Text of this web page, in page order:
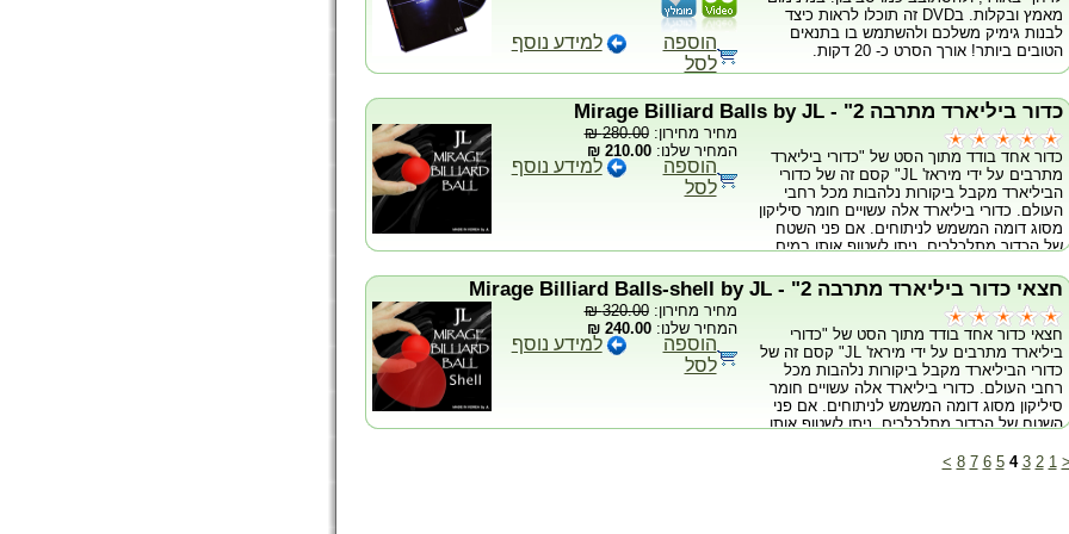
מאמץ ובקלות. בDVD זה תוכלו לראות כיצד
לבנות גימיק משלכם ולהשתמש בו בתנאים
הטובים ביותר! אורך הסרט כ- 20 דקות.
הוספה
לסל
למידע נוסף
כדור ביליארד מתרבה 2" - Mirage Billiard Balls by JL
כדור אחד בודד מתוך הסט של "כדורי ביליארד
מתרבים על ידי מיראז' JL" קסם זה של כדורי
הביליארד מקבל ביקורות נלהבות מכל רחבי
העולם. כדורי ביליארד אלה עשויים חומר סיליקון
מסוג דומה המשמש לניתוחים. אם פני השטח
של הכדור מתלכלכים, ניתן לשטוף אותו במים.
מחיר מחירון:280.00 ₪
המחיר שלנו:210.00 ₪
הוספה
לסל
למידע נוסף
חצאי כדור ביליארד מתרבה 2" - Mirage Billiard Balls-shell by JL
חצאי כדור אחד בודד מתוך הסט של "כדורי
ביליארד מתרבים על ידי מיראז' JL" קסם זה של
כדורי הביליארד מקבל ביקורות נלהבות מכל
רחבי העולם. כדורי ביליארד אלה עשויים חומר
סיליקון מסוג דומה המשמש לניתוחים. אם פני
השטח של הכדור מתלכלכים, ניתן לשטוף אותו
מחיר מחירון:320.00 ₪
המחיר שלנו:240.00 ₪
הוספה
לסל
למידע נוסף
1
2
3
4
5
6
7
8
>